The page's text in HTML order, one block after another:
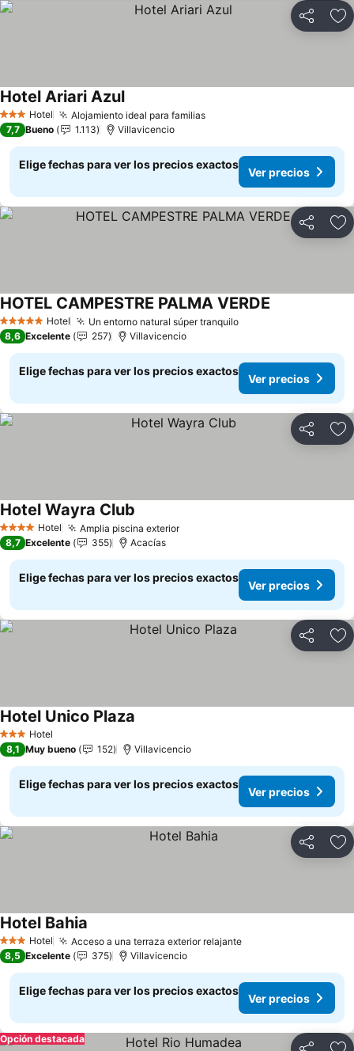
Compartir
3 Estrellas
Hotel Alojamiento ideal para familiasVer precios
Hotel Ariari AzulVer precios
7,7 Bueno 1.113 Villavicencio
Elige fechas para ver los precios exactos
Ver precios
Compartir
5 Estrellas Hotel Un entorno natural súper tranquiloVer precios
HOTEL CAMPESTRE PALMA VERDE
8,6 Excelente 257 Villavicencio
Elige fechas para ver los precios exactos
Ver precios
Compartir
4 EstrellasHotel Amplia piscina exteriorVer precios
Hotel Wayra Club
8,7 Excelente 355 Acacías
Elige fechas para ver los precios exactos
Ver precios
Compartir
3 Estrellas
Hotel
Hotel Unico Plaza
8,1 Muy bueno 152 Villavicencio
Elige fechas para ver los precios exactos
Ver precios
Compartir
3 Estrellas
Hotel Acceso a una terraza exterior relajanteVer precios
Hotel Bahia
8,5 Excelente 375 Villavicencio
Elige fechas para ver los precios exactos
Ver precios
Opción destacada